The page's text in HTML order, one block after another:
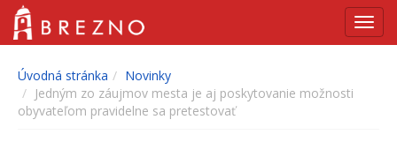
Úvodná stránka
Novinky
Jedným zo záujmov mesta je aj poskytovanie možnosti
obyvateľom pravidelne sa pretestovať